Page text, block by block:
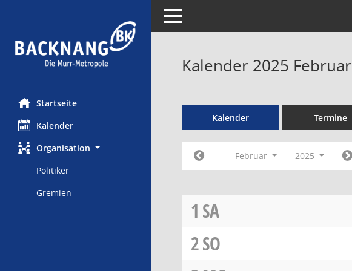
Startseite
Kalender
Organisation
Politiker
Gremien
Toggle navigation
Kalender 2025 Februar
Kalender Termine
Februar 2025
1 SA
2SO